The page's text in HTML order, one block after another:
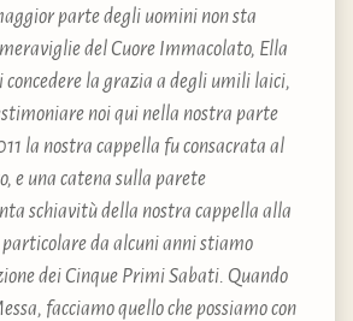
parte degli uomini non sta
del Cuore Immacolato, Ella
concedere la grazia a degli umili laici,
noi qui nella nostra parte
la nostra cappella fu consacrata al
e una catena sulla parete
schiavitù della nostra cappella alla
da alcuni anni stiamo
dei Cinque Primi Sabati. Quando
facciamo quello che possiamo con